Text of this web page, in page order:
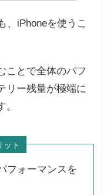
、iPhoneを使うこ
ことで全体のパフ
リー残量が極端に
ット
フォーマンスを